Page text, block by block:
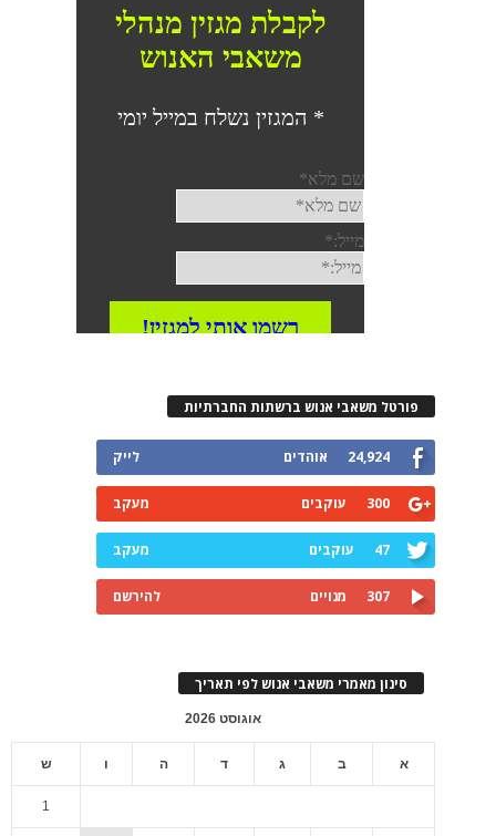
פורטל משאבי אנוש ברשתות החברתיות
24,924 אוהדים לייק
300 עוקבים מעקב
47 עוקבים מעקב
307 מנויים להירשם
סינון מאמרי משאבי אנוש לפי תאריך
אוגוסט 2026
א ב ג ד ה ו ש
1